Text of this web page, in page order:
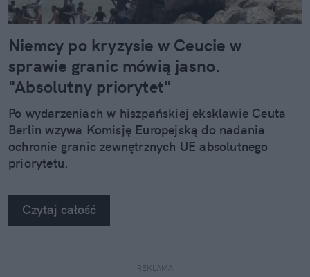
Niemcy po kryzysie w Ceucie w
sprawie granic mówią jasno.
"Absolutny priorytet"
Po wydarzeniach w hiszpańskiej eksklawie Ceuta
Berlin wzywa Komisję Europejską do nadania
ochronie granic zewnętrznych UE absolutnego
priorytetu.
Czytaj całość
REKLAMA